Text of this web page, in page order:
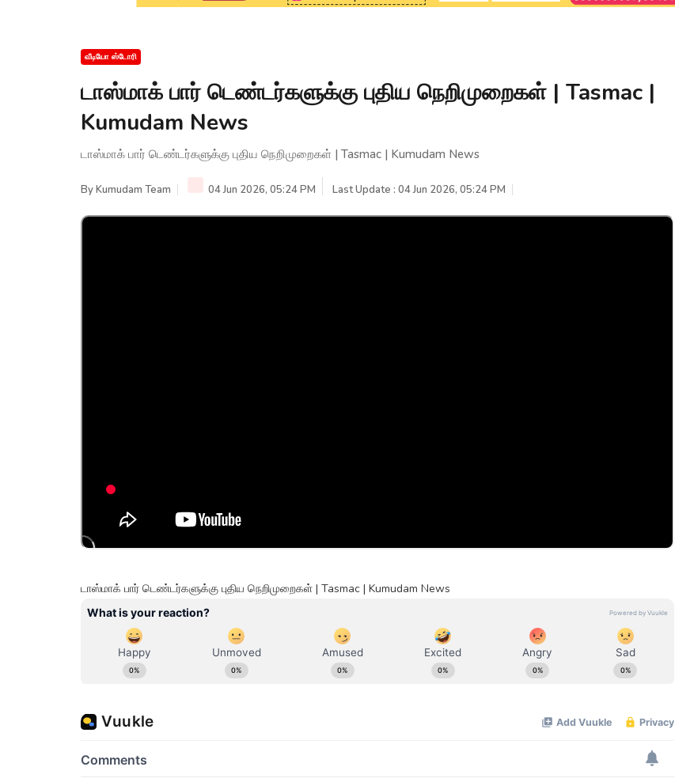
வீடியோ ஸ்டோரி
டாஸ்மாக் பார் டெண்டர்களுக்கு புதிய நெறிமுறைகள் | Tasmac |
Kumudam News
டாஸ்மாக் பார் டெண்டர்களுக்கு புதிய நெறிமுறைகள் | Tasmac | Kumudam News
ByKumudam Team 04 Jun 2026, 05:24 PM Last Update : 04 Jun 2026, 05:24 PM
டாஸ்மாக் பார் டெண்டர்களுக்கு புதிய நெறிமுறைகள் | Tasmac | Kumudam News